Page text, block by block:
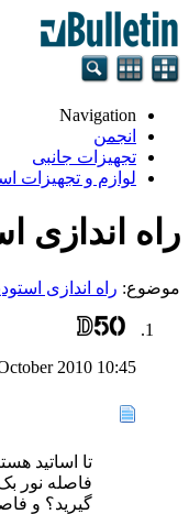
Navigation
انجمن
تجهيزات جانبی
لوازم و تجهيزات
راه اندازی
موضوع: راه اندازی
2010 10:45
تا اساتید
فاصله نور
گیرید؟ و